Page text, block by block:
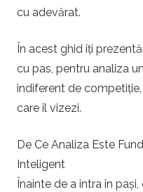
u
r
i
p
cu adevărat.
În acest ghid îți
cu pas, pentru analiza
indiferent de
care îl vizezi.
De Ce Analiza Este
Inteligent
Înainte de a intra în